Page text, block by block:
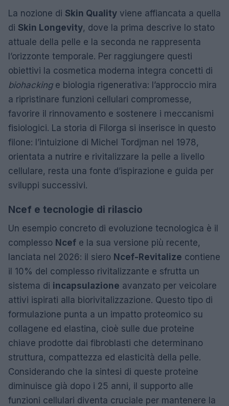
La nozione di Skin Quality viene affiancata a quella
di Skin Longevity, dove la prima descrive lo stato
attuale della pelle e la seconda ne rappresenta
l’orizzonte temporale. Per raggiungere questi
obiettivi la cosmetica moderna integra concetti di
biohackinge biologia rigenerativa: l’approccio mira
a ripristinare funzioni cellulari compromesse,
favorire il rinnovamento e sostenere i meccanismi
fisiologici. La storia di Filorga si inserisce in questo
filone: l’intuizione di Michel Tordjman nel 1978,
orientata a nutrire e rivitalizzare la pelle a livello
cellulare, resta una fonte d’ispirazione e guida per
sviluppi successivi.
Ncef e tecnologie di rilascio
Un esempio concreto di evoluzione tecnologica è il
complesso Ncef e la sua versione più recente,
lanciata nel 2026: il siero Ncef-Revitalize contiene
il 10% del complesso rivitalizzante e sfrutta un
sistema di incapsulazione avanzato per veicolare
attivi ispirati alla biorivitalizzazione. Questo tipo di
formulazione punta a un impatto proteomico su
collagene ed elastina, cioè sulle due proteine
chiave prodotte dai fibroblasti che determinano
struttura, compattezza ed elasticità della pelle.
Considerando che la sintesi di queste proteine
diminuisce già dopo i 25 anni, il supporto alle
funzioni cellulari diventa cruciale per mantenere la